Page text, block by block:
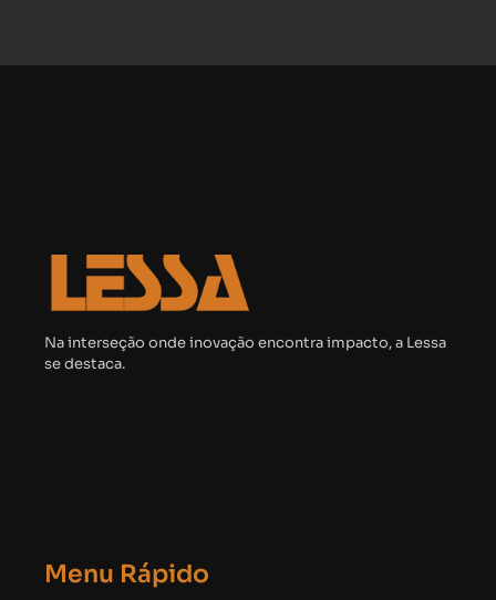
Na interseção onde inovação encontra impacto, a Lessa
se destaca.
Menu Rápido